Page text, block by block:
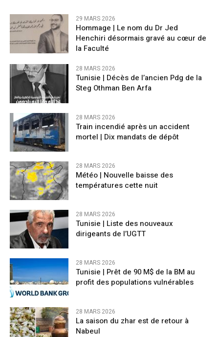
29 MARS 2026
Hommage | Le nom du Dr Jed
Henchiri désormais gravé au cœur de
la Faculté
28 MARS 2026
Tunisie | Décès de l’ancien Pdg de la
Steg Othman Ben Arfa
28 MARS 2026
Train incendié après un accident
mortel | Dix mandats de dépôt
28 MARS 2026
Météo | Nouvelle baisse des
températures cette nuit
28 MARS 2026
Tunisie | Liste des nouveaux
dirigeants de l’UGTT
28 MARS 2026
Tunisie | Prêt de 90 M$ de la BM au
profit des populations vulnérables
28 MARS 2026
La saison du zhar est de retour à
Nabeul